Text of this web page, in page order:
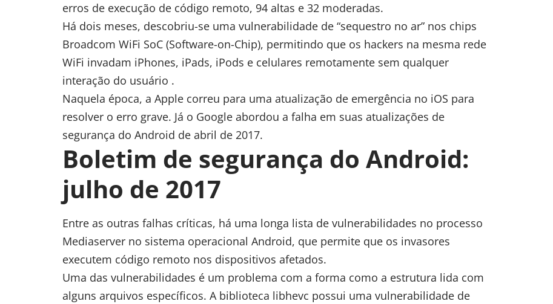
erros de execução de código remoto, 94 altas e 32 moderadas.
Há dois meses, descobriu-se uma vulnerabilidade de “sequestro no ar” nos chips
Broadcom WiFi SoC (Software-on-Chip), permitindo que os hackers na mesma rede
WiFi invadam iPhones, iPads, iPods e celulares remotamente sem qualquer
interação do usuário .
Naquela época, a Apple correu para uma atualização de emergência no iOS para
resolver o erro grave. Já o Google abordou a falha em suas atualizações de
segurança do Android de abril de 2017.
Boletim de segurança do Android:
julho de 2017
Entre as outras falhas críticas, há uma longa lista de vulnerabilidades no processo
Mediaserver no sistema operacional Android, que permite que os invasores
executem código remoto nos dispositivos afetados.
Uma das vulnerabilidades é um problema com a forma como a estrutura lida com
alguns arquivos específicos. A biblioteca libhevc possui uma vulnerabilidade de